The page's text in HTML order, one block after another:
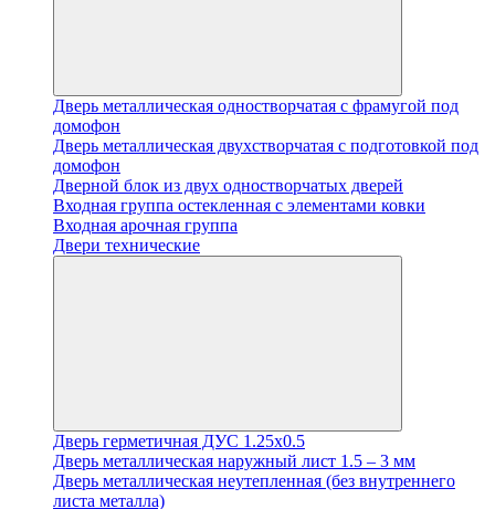
Дверь металлическая одностворчатая с фрамугой под
домофон
Дверь металлическая двухстворчатая с подготовкой под
домофон
Дверной блок из двух одностворчатых дверей
Входная группа остекленная с элементами ковки
Входная арочная группа
Двери технические
Дверь герметичная ДУС 1.25х0.5
Дверь металлическая наружный лист 1.5 – 3 мм
Дверь металлическая неутепленная (без внутреннего
листа металла)